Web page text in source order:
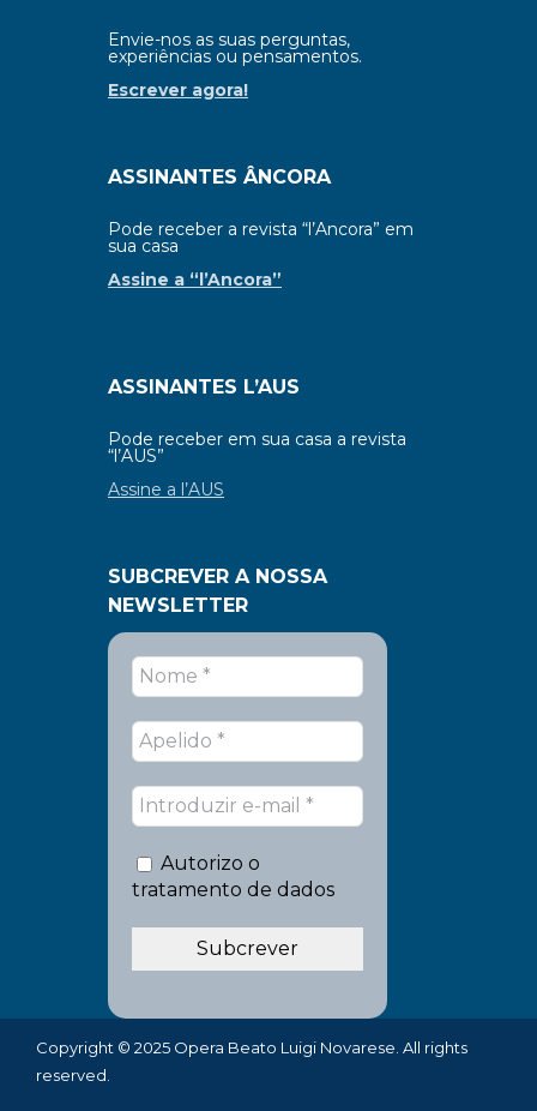
Envie-nos as suas perguntas,
experiências ou pensamentos.
Escrever agora!
ASSINANTES ÂNCORA
Pode receber a revista “l’Ancora” em
sua casa
Assine a “l’Ancora”
ASSINANTES L’AUS
Pode receber em sua casa a revista
“l’AUS”
Assine a l’AUS
SUBCREVER A NOSSA
NEWSLETTER
Autorizo o
tratamento de dados
Copyright © 2025 Opera Beato Luigi Novarese. All rights
reserved.